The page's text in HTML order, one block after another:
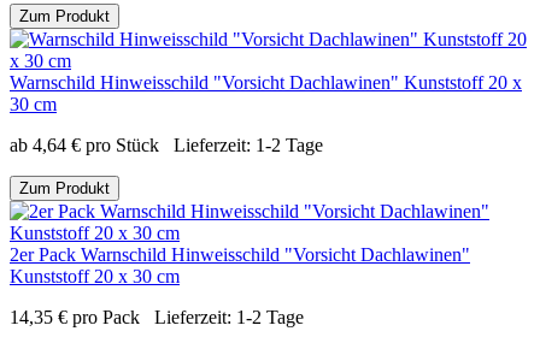
Zum Produkt
Warnschild Hinweisschild "Vorsicht Dachlawinen" Kunststoff 20 x
30 cm
ab 4,64 € pro Stück Lieferzeit: 1-2 Tage
Zum Produkt
2er Pack Warnschild Hinweisschild "Vorsicht Dachlawinen"
Kunststoff 20 x 30 cm
14,35 € pro Pack Lieferzeit: 1-2 Tage